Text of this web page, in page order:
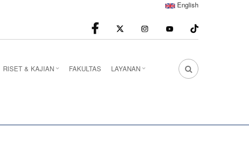
English
facebook Instagram youtube
FA
RISET & KAJIAN FAKULTAS LAYANAN